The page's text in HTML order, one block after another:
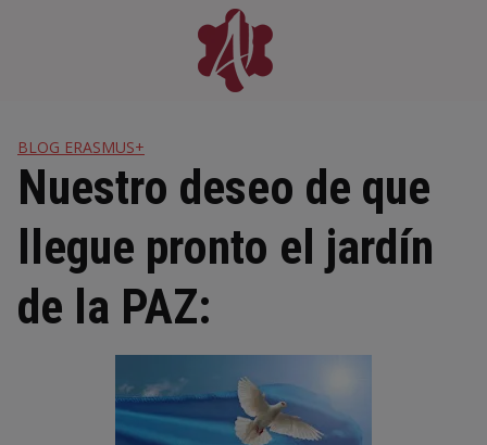
BLOG ERASMUS+
Nuestro deseo de que
llegue pronto el jardín
de la PAZ: